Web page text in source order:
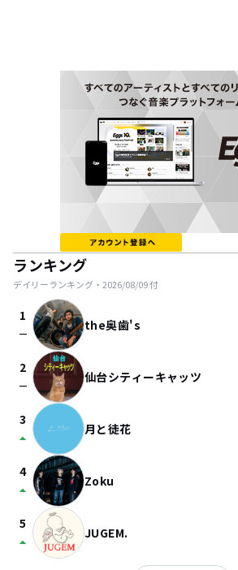
ランキング
デイリーランキング・ 2026/08/09付
1
check_indeterminate_small the奥歯's
2
check_indeterminate_small 仙台シティーキャッツ
3
arrow_drop_up 月と徒花
4
arrow_drop_up Zoku
5
arrow_drop_up JUGEM.